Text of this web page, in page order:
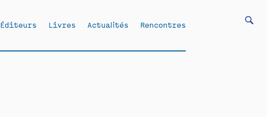
Éditeurs Livres Actualités Rencontres